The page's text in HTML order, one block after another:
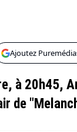
Ajoutez
à 20h45,
de